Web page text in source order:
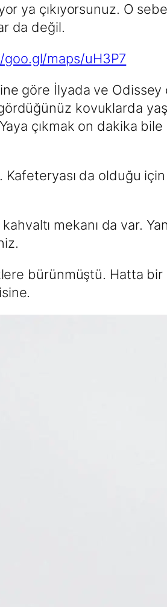
ya çıkıyorsunuz. O
da değil.
maps/uH3P7
göre İlyada ve Odissey
kovuklarda
çıkmak on dakika
da olduğu
mekanı da var.
bürünmüştü. Hatta